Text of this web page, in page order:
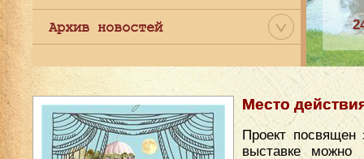
Архив новостей
Место
Проект
выставке можно